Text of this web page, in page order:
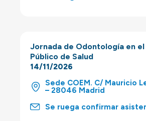
Jornada de Odontología en
Público de Salud
14/11/2026
Sede COEM. C/ Mauricio
– 28046 Madrid
Se ruega confirmar